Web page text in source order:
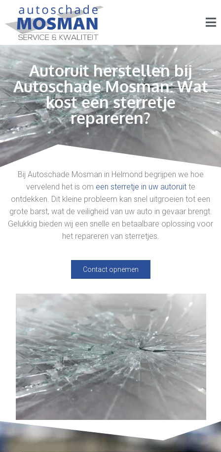
Autoruit herstellen bij
Autoschade Mosman: Wat
kost een sterretje
repareren?
Bij Autoschade Mosman in Helmond begrijpen we hoe
vervelend het is om een sterretje in uw autoruitte
ontdekken. Dit kleine probleem kan snel uitgroeien tot een
grote barst, wat de veiligheid van uw auto in gevaar brengt.
Gelukkig bieden wij een snelle en betaalbare oplossing voor
het repareren van sterretjes.
Contact opnemen